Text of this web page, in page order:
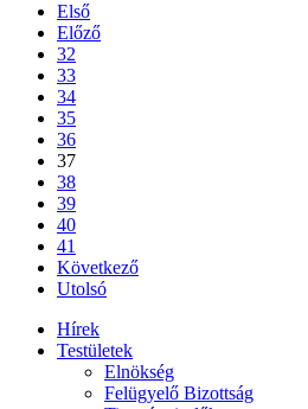
Első
Előző
32
33
34
35
36
37
38
39
40
41
Következő
Utolsó
Hírek
Testületek
Elnökség
Felügyelő Bizottság